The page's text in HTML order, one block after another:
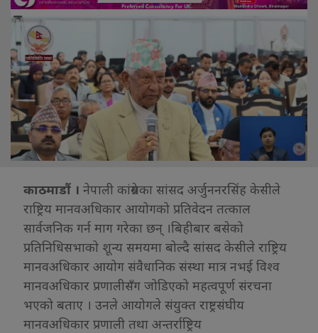
काठमाडौं । नेपाली कांग्रेसका सांसद अर्जुननरसिंह केसीले
राष्ट्रिय मानवअधिकार आयोगको प्रतिवेदन तत्काल
सार्वजनिक गर्न माग गरेका छन् ।बिहीबार बसेको
प्रतिनिधिसभाको शून्य समयमा बोल्दै सांसद केसीले राष्ट्रिय
मानवअधिकार आयोग संवैधानिक संस्था मात्र नभई विश्व
मानवअधिकार प्रणालीसँग जोडिएको महत्वपूर्ण संरचना
भएको बताए । उनले आयोगले संयुक्त राष्ट्रसंघीय
मानवअधिकार प्रणाली तथा अन्तर्राष्ट्रिय